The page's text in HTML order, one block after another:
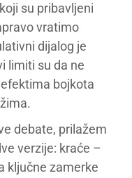
su pribavljeni
vratimo
dijalog je
limiti su da ne
bojkota
debate, prilažem
verzije: kraće –
ključne zamerke